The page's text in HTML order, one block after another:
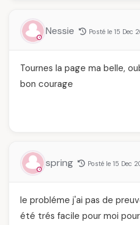
Nessie Posté le 15 Dec
Tournes la page ma belle,
bon courage
spring Posté le 15 Dec
le probléme j'ai pas de
été trés facile pour moi